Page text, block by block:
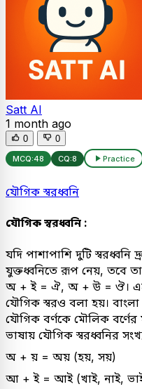
Satt AI
1 month ago
0 0
MCQ:48 CQ:8 Practice
যৌগিক স্বরধ্বনি
যৌগিক স্বরধ্বনি :
যদি পাশাপাশি দুটি
যুক্তধ্বনিতে রূপ নেয়, তবে
অ + ই = ঐ, অ + উ = ঔ। এসব
যৌগিক স্বরও বলা হয়।
যৌগিক বর্ণকে মৌলিক বর্ণের
ভাষায় যৌগিক স্বরধ্বনির
অ + য় = অয় (হয়, সয়)
আ + ই = আই (খাই, নাই,